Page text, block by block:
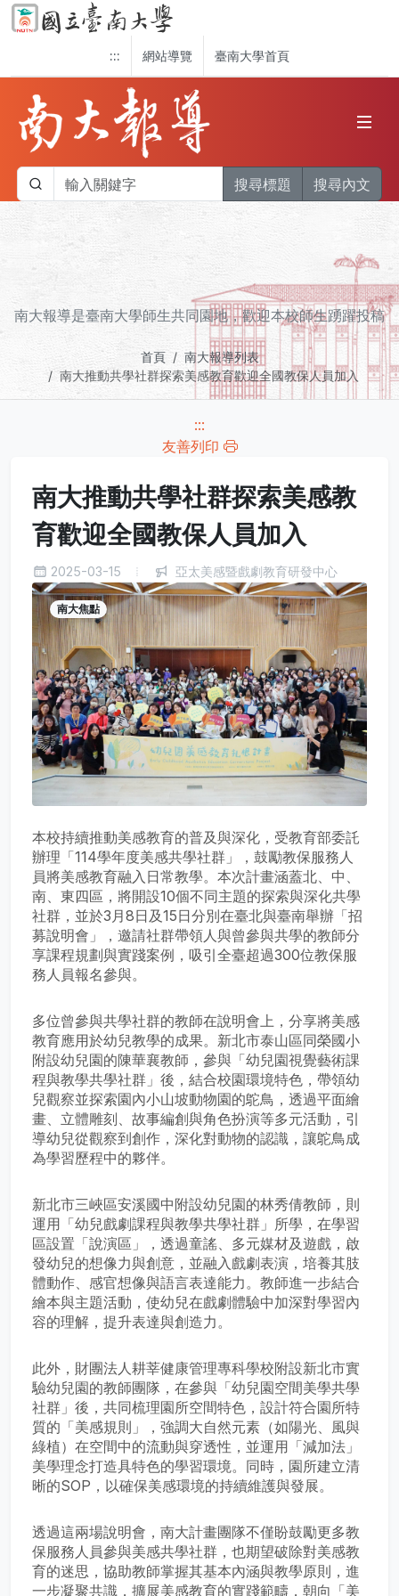
::: 網站導覽 臺南大學首頁
搜尋標題 搜尋內文
南大報導是臺南大學師生共同園地，歡迎本校師生踴躍投稿
首頁
南大報導列表
南大推動共學社群探索美感教育歡迎全國教保人員加入
:::
友善列印
南大推動共學社群探索美感教
育歡迎全國教保人員加入
2025-03-15 亞太美感暨戲劇教育研發中心
南大焦點
本校持續推動美感教育的普及與深化，受教育部委託
辦理「114學年度美感共學社群」，鼓勵教保服務人
員將美感教育融入日常教學。本次計畫涵蓋北、中、
南、東四區，將開設10個不同主題的探索與深化共學
社群，並於3月8日及15日分別在臺北與臺南舉辦「招
募說明會」，邀請社群帶領人與曾參與共學的教師分
享課程規劃與實踐案例，吸引全臺超過300位教保服
務人員報名參與。
多位曾參與共學社群的教師在說明會上，分享將美感
教育應用於幼兒教學的成果。新北市泰山區同榮國小
附設幼兒園的陳華襄教師，參與「幼兒園視覺藝術課
程與教學共學社群」後，結合校園環境特色，帶領幼
兒觀察並探索園內小山坡動物園的鴕鳥，透過平面繪
畫、立體雕刻、故事編創與角色扮演等多元活動，引
導幼兒從觀察到創作，深化對動物的認識，讓鴕鳥成
為學習歷程中的夥伴。
新北市三峽區安溪國中附設幼兒園的林秀倩教師，則
運用「幼兒戲劇課程與教學共學社群」所學，在學習
區設置「說演區」，透過童謠、多元媒材及遊戲，啟
發幼兒的想像力與創意，並融入戲劇表演，培養其肢
體動作、感官想像與語言表達能力。教師進一步結合
繪本與主題活動，使幼兒在戲劇體驗中加深對學習內
容的理解，提升表達與創造力。
此外，財團法人耕莘健康管理專科學校附設新北市實
驗幼兒園的教師團隊，在參與「幼兒園空間美學共學
社群」後，共同梳理園所空間特色，設計符合園所特
質的「美感規則」，強調大自然元素（如陽光、風與
綠植）在空間中的流動與穿透性，並運用「減加法」
美學理念打造具特色的學習環境。同時，園所建立清
晰的SOP，以確保美感環境的持續維護與發展。
透過這兩場說明會，南大計畫團隊不僅盼鼓勵更多教
保服務人員參與美感共學社群，也期望破除對美感教
育的迷思，協助教師掌握其基本內涵與教學原則，進
一步凝聚共識，擴展美感教育的實踐範疇，朝向「美